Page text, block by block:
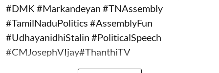
#DMK #Markandeyan #TNAssembly
#TamilNaduPolitics #AssemblyFun
#UdhayanidhiStalin #PoliticalSpeech
#CMJosephVIjay#ThanthiTV